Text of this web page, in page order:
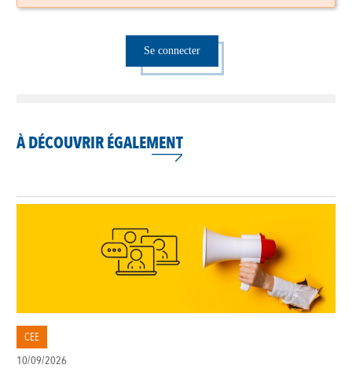
Se connecter
À DÉCOUVRIR ÉGALEMENT
CEE
10/09/2026